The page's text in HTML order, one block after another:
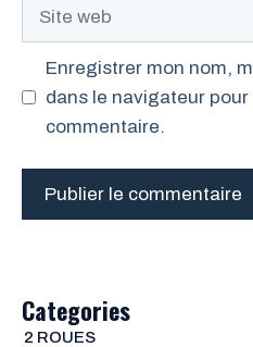
Enregistrer mon nom,
dans le navigateur
commentaire.
Categories
2 ROUES